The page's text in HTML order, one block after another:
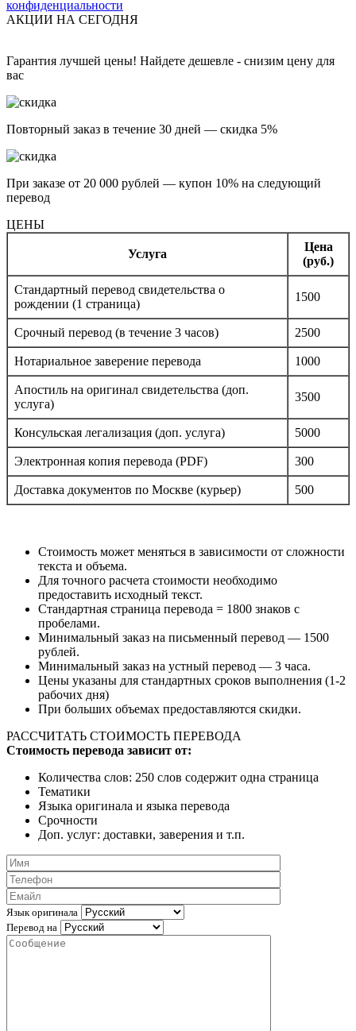
конфиденциальности
АКЦИИ НА СЕГОДНЯ
Гарантия лучшей цены! Найдете дешевле - снизим цену для
вас
Повторный заказ в течение 30 дней — скидка 5%
При заказе от 20 000 рублей — купон 10% на следующий
перевод
ЦЕНЫ
Услуга
Цена
(руб.)
Стандартный перевод свидетельства о
рождении (1 страница)
1500
Срочный перевод (в течение 3 часов) 2500
Нотариальное заверение перевода 1000
Апостиль на оригинал свидетельства (доп.
услуга)
3500
Консульская легализация (доп. услуга) 5000
Электронная копия перевода (PDF) 300
Доставка документов по Москве (курьер) 500
Стоимость может меняться в зависимости от сложности
текста и объема.
Для точного расчета стоимости необходимо
предоставить исходный текст.
Стандартная страница перевода = 1800 знаков с
пробелами.
Минимальный заказ на письменный перевод — 1500
рублей.
Минимальный заказ на устный перевод — 3 часа.
Цены указаны для стандартных сроков выполнения (1-2
рабочих дня)
При больших объемах предоставляются скидки.
РАССЧИТАТЬ СТОИМОСТЬ ПЕРЕВОДА
Стоимость перевода зависит от:
Количества слов: 250 слов содержит одна страница
Тематики
Языка оригинала и языка перевода
Срочности
Доп. услуг: доставки, заверения и т.п.
Язык оригинала
Перевод на